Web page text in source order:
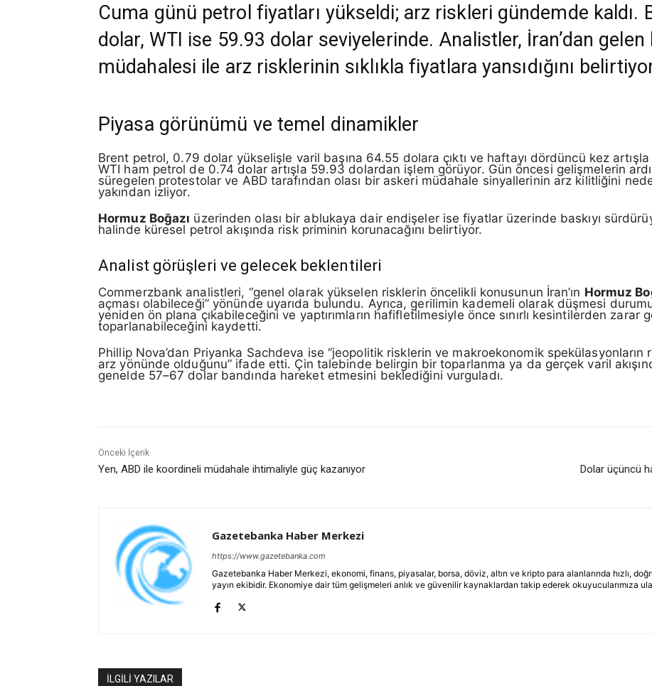
Cuma günü petrol fiyatları yükseldi; arz riskleri gündemde kaldı.
dolar, WTI ise 59.93 dolar seviyelerinde. Analistler, İran’dan gelen
müdahalesi ile arz risklerinin sıklıkla fiyatlara yansıdığını
Piyasa görünümü ve temel dinamikler
Brent petrol, 0.79 dolar yükselişle varil başına 64.55 dolara çıktı ve haftayı dördüncü kez
WTI ham petrol de 0.74 dolar artışla 59.93 dolardan işlem görüyor. Gün öncesi gelişmelerin
süregelen protestolar ve ABD tarafından olası bir askeri müdahale sinyallerinin arz kilitliğini
yakından izliyor.
Hormuz Boğazı üzerinden olası bir ablukaya dair endişeler ise fiyatlar üzerinde baskıyı
halinde küresel petrol akışında risk priminin korunacağını belirtiyor.
Analist görüşleri ve gelecek beklentileri
Commerzbank analistleri, “genel olarak yükselen risklerin öncelikli konusunun İran’ın Hormuz
açması olabileceği” yönünde uyarıda bulundu. Ayrıca, gerilimin kademeli olarak düşmesi
yeniden ön plana çıkabileceğini ve yaptırımların hafifletilmesiyle önce sınırlı kesintilerden zarar
toparlanabileceğini kaydetti.
Phillip Nova’dan Priyanka Sachdeva ise “jeopolitik risklerin ve makroekonomik
arz yönünde olduğunu” ifade etti. Çin talebinde belirgin bir toparlanma ya da gerçek varil
genelde 57–67 dolar bandında hareket etmesini beklediğini vurguladı.
Önceki İçerik
Yen, ABD ile koordineli müdahale ihtimaliyle güç kazanıyor Dolar üçüncü
Gazetebanka Haber Merkezi
https://www.gazetebanka.com
Gazetebanka Haber Merkezi, ekonomi, finans, piyasalar, borsa, döviz, altın ve kripto para alanlarında hızlı,
yayın ekibidir. Ekonomiye dair tüm gelişmeleri anlık ve güvenilir kaynaklardan takip ederek okuyucularımıza
İLGİLİ YAZILAR